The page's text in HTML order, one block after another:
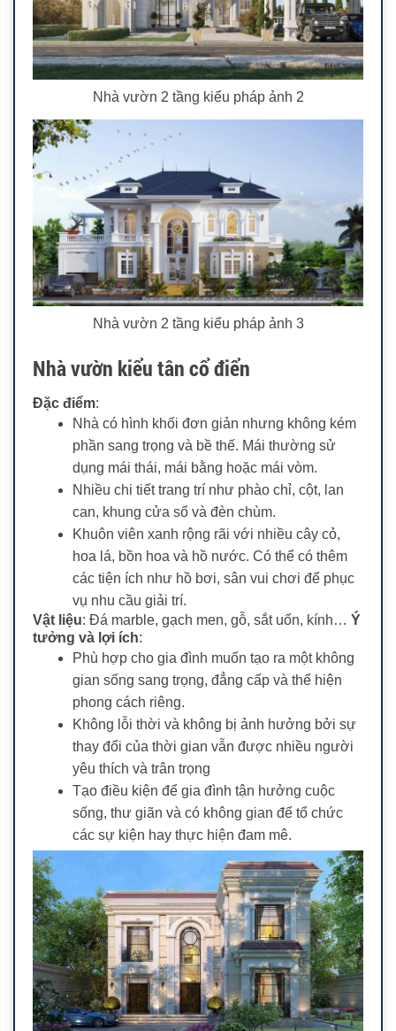
Nhà vườn 2 tầng kiểu pháp ảnh 2
Nhà vườn 2 tầng kiểu pháp ảnh 3
Nhà vườn kiểu tân cổ điển
Đặc điểm:
Nhà có hình khối đơn giản nhưng không kém
phần sang trọng và bề thế. Mái thường sử
dụng mái thái, mái bằng hoặc mái vòm.
Nhiều chi tiết trang trí như phào chỉ, cột, lan
can, khung cửa sổ và đèn chùm.
Khuôn viên xanh rộng rãi với nhiều cây cỏ,
hoa lá, bồn hoa và hồ nước. Có thể có thêm
các tiện ích như hồ bơi, sân vui chơi để phục
vụ nhu cầu giải trí.
Vật liệu: Đá marble, gạch men, gỗ, sắt uốn, kính… Ý
tưởng và lợi ích:
Phù hợp cho gia đình muốn tạo ra một không
gian sống sang trọng, đẳng cấp và thể hiện
phong cách riêng.
Không lỗi thời và không bị ảnh hưởng bởi sự
thay đổi của thời gian vẫn được nhiều người
yêu thích và trân trọng
Tạo điều kiện để gia đình tận hưởng cuộc
sống, thư giãn và có không gian để tổ chức
các sự kiện hay thực hiện đam mê.